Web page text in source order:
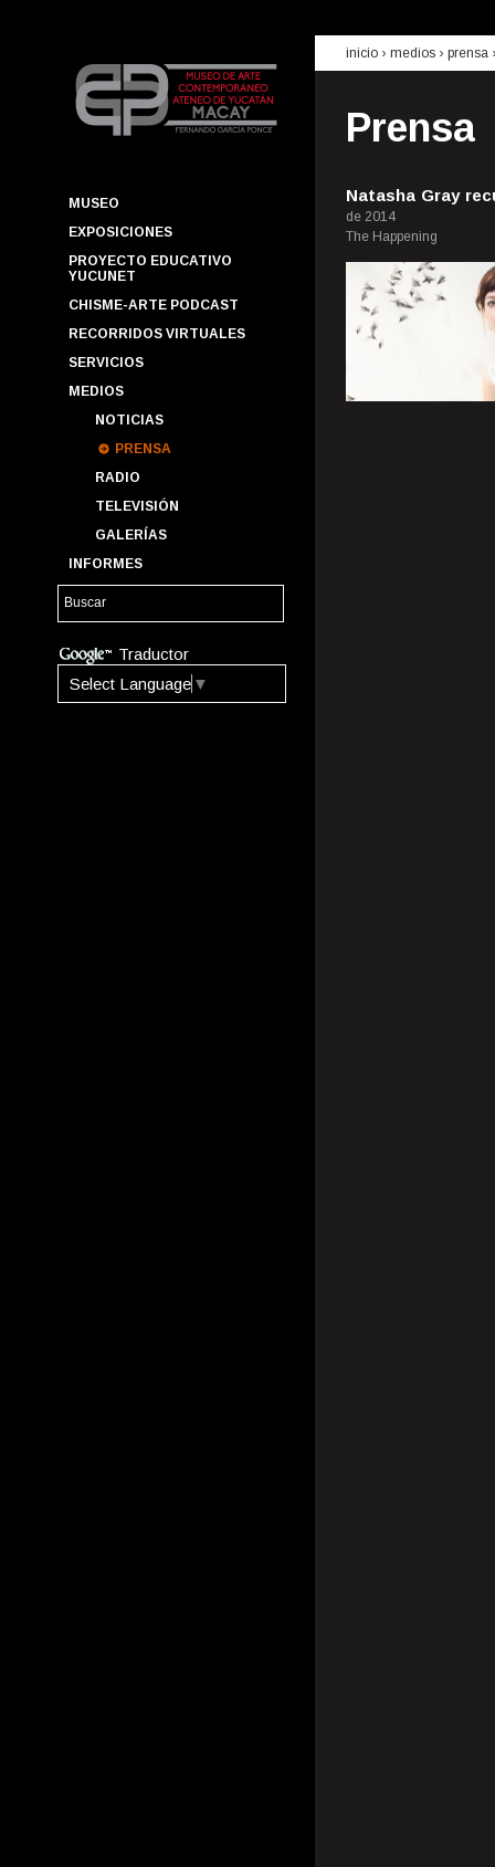
MUSEO
EXPOSICIONES
PROYECTO EDUCATIVO
YUCUNET
CHISME-ARTE PODCAST
RECORRIDOS VIRTUALES
SERVICIOS
MEDIOS
NOTICIAS
PRENSA
RADIO
TELEVISIÓN
GALERÍAS
INFORMES
Traductor
Select Language ▼
inicio › medios › prensa
Prensa
Natasha Gray
de 2014
The Happening